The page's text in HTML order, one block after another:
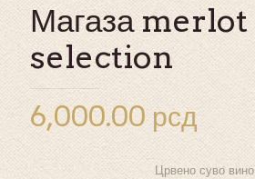
Магаза merlot
selection
6,000.00рсд
Црвено суво вино